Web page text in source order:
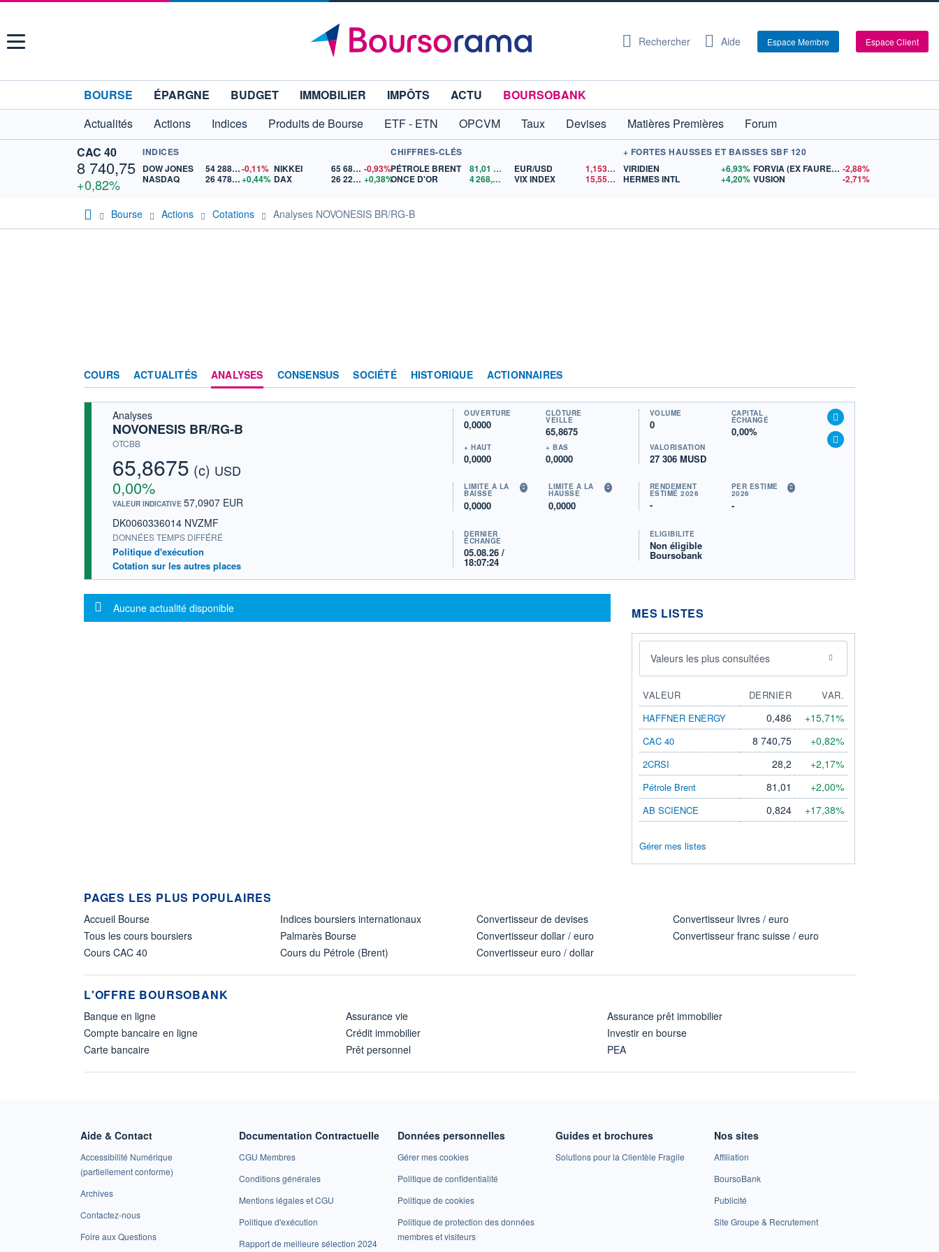
Menu Rechercher Aide Espace Membre Espace Client
BOURSE ÉPARGNE BUDGET IMMOBILIER IMPÔTS ACTU
BOURSOBANK
Actualités
Actions Indices Produits de Bourse ETF - ETN OPCVM Taux Devises Matières Premières
Forum
CAC 40
8 740,75
+0,82%
INDICES
DOW JONES
54 288,26-0,11%
NASDAQ
26 478,96+0,44%
NIKKEI 65 683,26 -0,93%
DAX
26 224,66 +0,38%
CHIFFRES-CLÉS
PÉTROLE BRENT
81,01
ONCE D'OR
4 268,79 $US
EUR/USD 1,1536$US
VIX INDEX
15,55
$US
+ FORTES HAUSSES ET BAISSES SBF 120
VIRIDIEN
+6,93%
HERMES INTL
+4,20%
FORVIA (EX FAURECIA) -2,88%
VUSION
-2,71%
Bourse Actions Cotations Analyses NOVONESIS BR/RG-B
COURS ACTUALITÉS ANALYSES CONSENSUS SOCIÉTÉ HISTORIQUE ACTIONNAIRES
Analyses
NOVONESIS BR/RG-B
OTCBB
65,8675 (c) USD
0,00%
VALEUR INDICATIVE 57,0907 EUR
DK0060336014 NVZMF
DONNÉES TEMPS DIFFÉRÉ
Politique d'exécution
Cotation sur les autres places
OUVERTURE
0,0000
CLÔTURE
VEILLE
65,8675
+ HAUT
0,0000
+ BAS
0,0000
VOLUME
0
CAPITAL
ÉCHANGÉ
0,00%
VALORISATION
27 306 MUSD
LIMITE À LA
BAISSE
0,0000
LIMITE À LA
HAUSSE
0,0000
RENDEMENT
ESTIMÉ 2026
-
PER ESTIMÉ
2026
-
DERNIER
ÉCHANGE
05.08.26 /
18:07:24
ÉLIGIBILITÉ
Non éligible
Boursobank
Message d'information
Aucune actualité disponible MES LISTES
Valeurs les plus consultées
VALEUR DERNIER
VAR.
HAFFNER ENERGY
0,486 +15,71%
CAC 40 8 740,75 +0,82%
2CRSI 28,2 +2,17%
Pétrole Brent 81,01 +2,00%
AB SCIENCE 0,824 +17,38%
Gérer mes listes
PAGES LES PLUS POPULAIRES
Accueil Bourse
Tous les cours boursiers
Cours CAC 40
Indices boursiers internationaux
Palmarès Bourse
Cours du Pétrole (Brent)
Convertisseur de devises
Convertisseur dollar / euro
Convertisseur euro / dollar
Convertisseur livres / euro
Convertisseur franc suisse / euro
L'OFFRE BOURSOBANK
Banque en ligne
Compte bancaire en ligne
Carte bancaire
Assurance vie
Crédit immobilier
Prêt personnel
Assurance prêt immobilier
Investir en bourse
PEA
Aide & Contact
Accessibilité Numérique
(partiellement conforme)
Archives
Contactez-nous
Foire aux Questions
Documentation Contractuelle
CGU Membres
Conditions générales
Mentions légales et CGU
Politique d'exécution
Rapport de meilleure sélection 2024
Données personnelles
Gérer mes cookies
Politique de confidentialité
Politique de cookies
Politique de protection des données
membres et visiteurs
Guides et brochures
Solutions pour la Clientèle Fragile
Nos sites
Affiliation
BoursoBank
Publicité
Site Groupe & Recrutement